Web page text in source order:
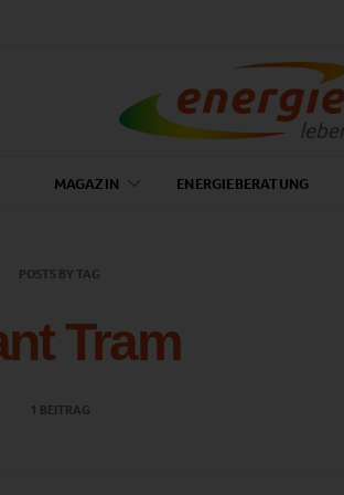
MAGAZIN ENERGIEBERATUNG
POSTS BY TAG
Tram
1 BEITRAG